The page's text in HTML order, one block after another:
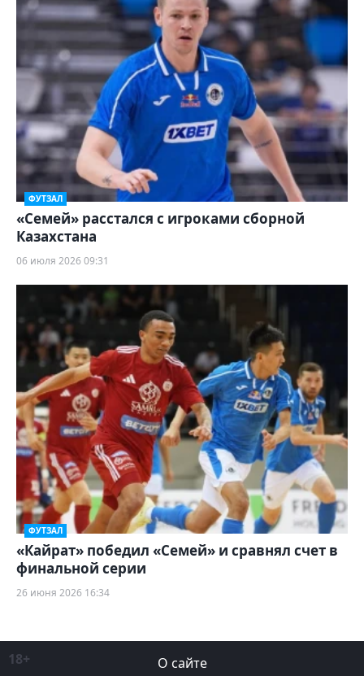
ФУТЗАЛ
«Семей» расстался с игроками сборной
Казахстана
06 июля 2026 09:31
ФУТЗАЛ
«Кайрат» победил «Семей» и сравнял счет в
финальной серии
26 июня 2026 16:34
18+ О сайте